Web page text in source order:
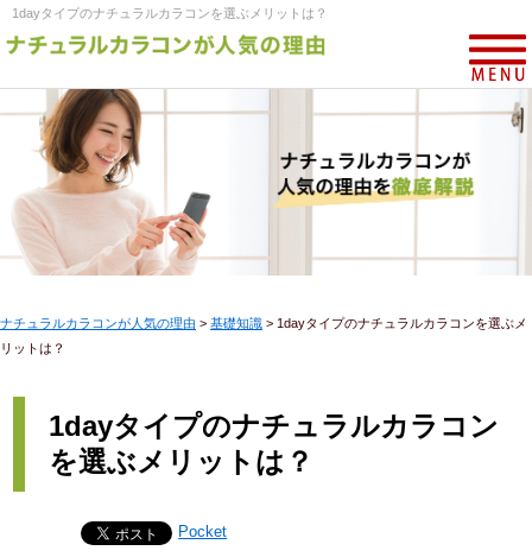
1dayタイプのナチュラルカラコンを選ぶメリットは？
ナチュラルカラコンが人気の理由 > 基礎知識 > 1dayタイプのナチュラルカラコンを選ぶメ
リットは？
1dayタイプのナチュラルカラコン
を選ぶメリットは？
Pocket